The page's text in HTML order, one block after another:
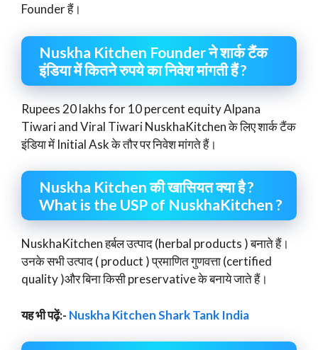
Founder हैं।
Nuskha Kitchen Founder ने शार्क टैंक
इंडिया में कितने रुपये का निवेश मांगती हैं ?
Rupees 20 lakhs for 10 percent equity Alpana
Tiwari and Viral Tiwari NuskhaKitchen के लिए शार्क टैंक
इंडिया में Initial Ask के तौर पर निवेश मांगते हैं।
Nuskha Kitchen की खासियत क्या है ?
What is the USP of NuskhaKitchen ?
NuskhaKitchen हर्बल उत्पाद (herbal products ) बनाते हैं।
उनके सभी उत्पाद ( product ) प्रमाणित गुणवत्ता (certified
quality )और बिना किसी preservative के बनाये जाते हैं।
यह भी पढ़ें:- Nuskha Kitchen Shark Tank India